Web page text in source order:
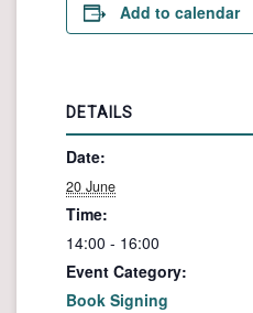
Add to calendar
DETAILS
Date:
20 June
Time:
14:00 - 16:00
Event Category:
Book Signing